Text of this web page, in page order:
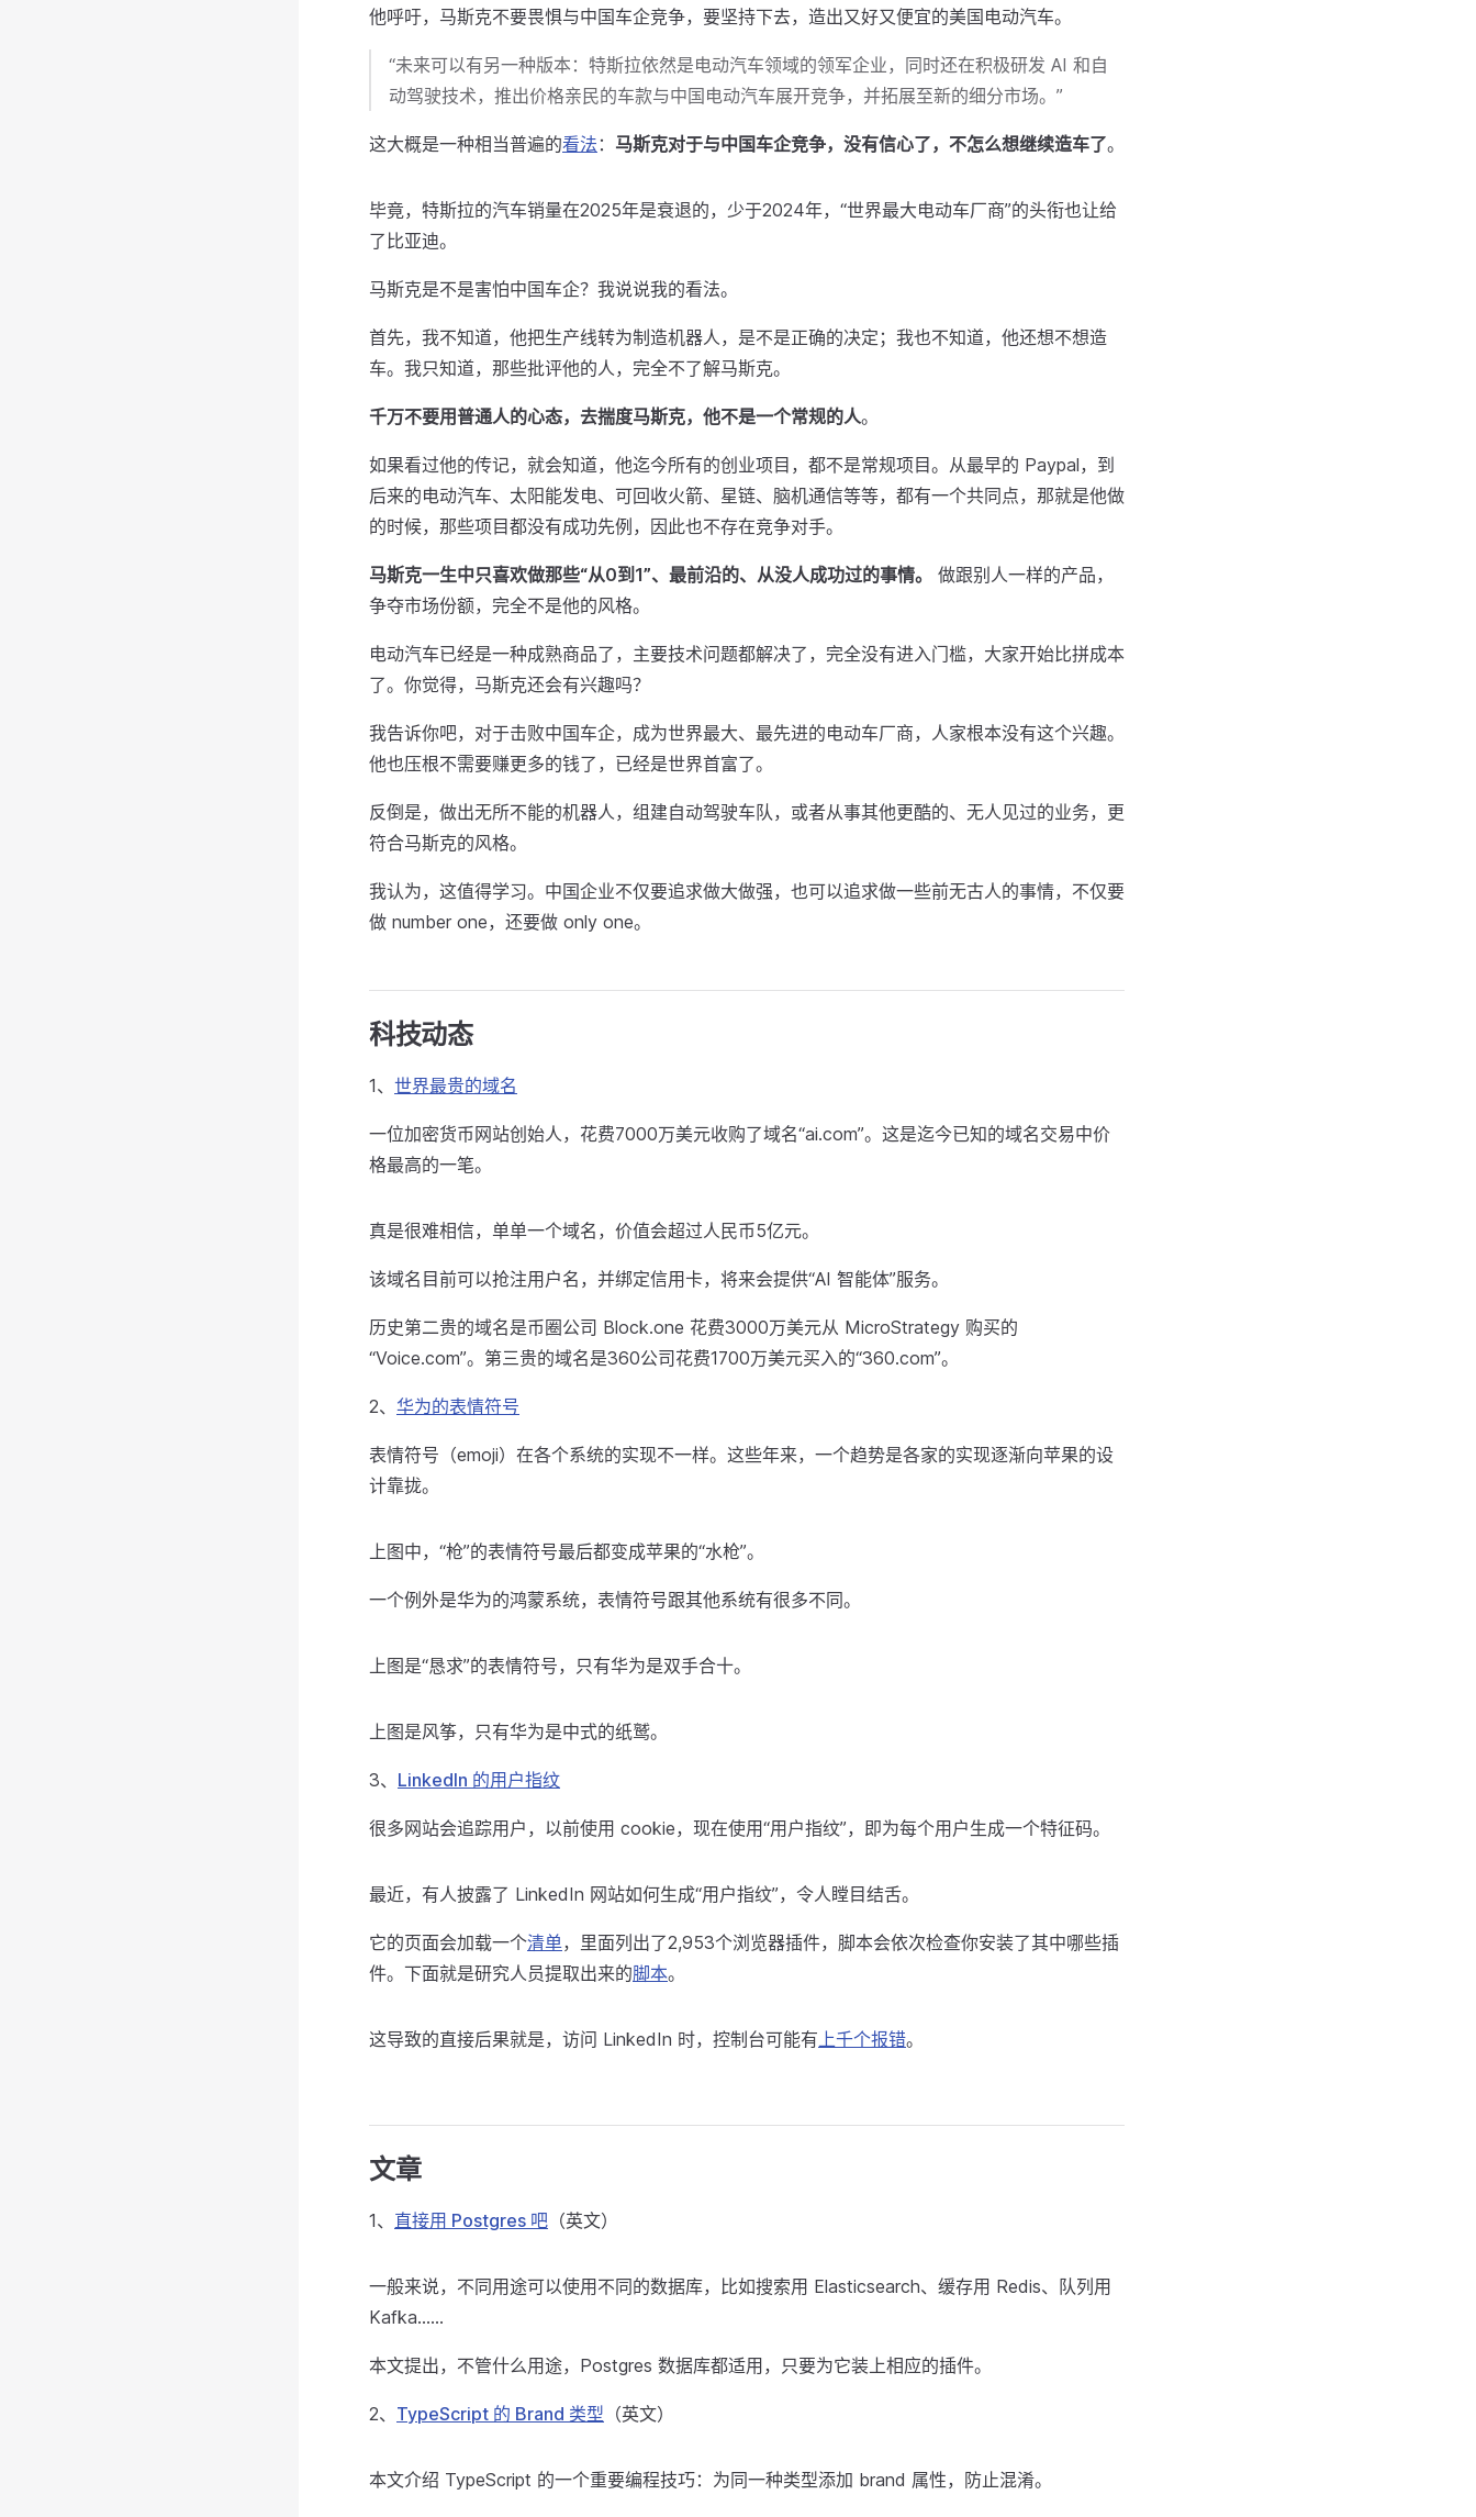
他呼吁，马斯克不要畏惧与中国车企竞争，要坚持下去，造出又好又便宜的美国电动汽车。
“未来可以有另一种版本：特斯拉依然是电动汽车领域的领军企业，同时还在积极研发 AI 和自
动驾驶技术，推出价格亲民的车款与中国电动汽车展开竞争，并拓展至新的细分市场。”
这大概是一种相当普遍的看法 ： 马斯克对于与中国车企竞争，没有信心了，不怎么想继续造车了。
毕竟，特斯拉的汽车销量在2025年是衰退的，少于2024年，“世界最大电动车厂商”的头衔也让给
了比亚迪。
马斯克是不是害怕中国车企？我说说我的看法。
首先，我不知道，他把生产线转为制造机器人，是不是正确的决定；我也不知道，他还想不想造
车。我只知道，那些批评他的人，完全不了解马斯克。
千万不要用普通人的心态，去揣度马斯克，他不是一个常规的人。
如果看过他的传记，就会知道，他迄今所有的创业项目，都不是常规项目。从最早的 Paypal，到
后来的电动汽车、太阳能发电、可回收火箭、星链、脑机通信等等，都有一个共同点，那就是他做
的时候，那些项目都没有成功先例，因此也不存在竞争对手。
马斯克一生中只喜欢做那些“从0到1”、最前沿的、从没人成功过的事情。
做跟别人一样的产品，
争夺市场份额，完全不是他的风格。
电动汽车已经是一种成熟商品了，主要技术问题都解决了，完全没有进入门槛，大家开始比拼成本
了。你觉得，马斯克还会有兴趣吗？
我告诉你吧，对于击败中国车企，成为世界最大、最先进的电动车厂商，人家根本没有这个兴趣。
他也压根不需要赚更多的钱了，已经是世界首富了。
反倒是，做出无所不能的机器人，组建自动驾驶车队，或者从事其他更酷的、无人见过的业务，更
符合马斯克的风格。
我认为，这值得学习。中国企业不仅要追求做大做强，也可以追求做一些前无古人的事情，不仅要
做 number one，还要做 only one。
科技动态
1、 世界最贵的域名
一位加密货币网站创始人，花费7000万美元收购了域名“ai.com”。这是迄今已知的域名交易中价
格最高的一笔。
真是很难相信，单单一个域名，价值会超过人民币5亿元。
该域名目前可以抢注用户名，并绑定信用卡，将来会提供“AI 智能体”服务。
历史第二贵的域名是币圈公司 Block.one 花费3000万美元从 MicroStrategy 购买的
“Voice.com”。第三贵的域名是360公司花费1700万美元买入的“360.com”。
2、 华为的表情符号
表情符号（emoji）在各个系统的实现不一样。这些年来，一个趋势是各家的实现逐渐向苹果的设
计靠拢。
上图中，“枪”的表情符号最后都变成苹果的“水枪”。
一个例外是华为的鸿蒙系统，表情符号跟其他系统有很多不同。
上图是“恳求”的表情符号，只有华为是双手合十。
上图是风筝，只有华为是中式的纸鹫。
3、 LinkedIn 的用户指纹
很多网站会追踪用户，以前使用 cookie，现在使用“用户指纹”，即为每个用户生成一个特征码。
最近，有人披露了 LinkedIn 网站如何生成“用户指纹”，令人瞠目结舌。
它的页面会加载一个清单，里面列出了2,953个浏览器插件，脚本会依次检查你安装了其中哪些插
件。下面就是研究人员提取出来的脚本。
这导致的直接后果就是，访问 LinkedIn 时，控制台可能有上千个报错。
文章
1、 直接用 Postgres 吧 （英文）
一般来说，不同用途可以使用不同的数据库，比如搜索用 Elasticsearch、缓存用 Redis、队列用
Kafka……
本文提出，不管什么用途，Postgres 数据库都适用，只要为它装上相应的插件。
2、 TypeScript 的 Brand 类型 （英文）
本文介绍 TypeScript 的一个重要编程技巧：为同一种类型添加 brand 属性，防止混淆。